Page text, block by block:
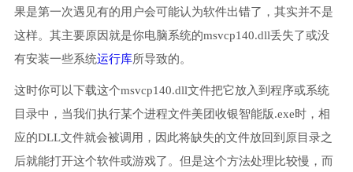
果是第一次遇见有的用户会可能认为软件出错了，其实并不是
这样。其主要原因就是你电脑系统的msvcp140.dll丢失了或没
有安装一些系统运行库所导致的。
这时你可以下载这个msvcp140.dll文件把它放入到程序或系统
目录中，当我们执行某个进程文件美团收银智能版.exe时，相
应的DLL文件就会被调用，因此将缺失的文件放回到原目录之
后就能打开这个软件或游戏了。但是这个方法处理比较慢，而